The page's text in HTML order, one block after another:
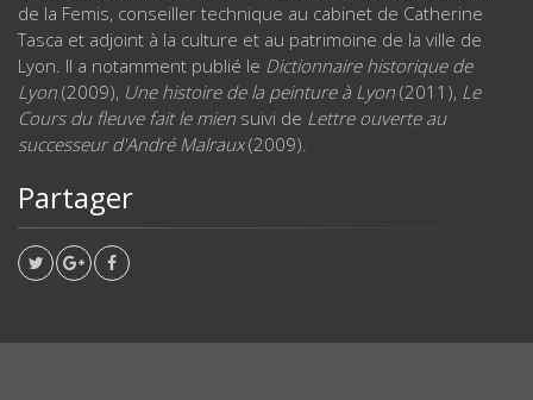
de la Femis, conseiller technique au cabinet de Catherine
Tasca et adjoint à la culture et au patrimoine de la ville de
Lyon. Il a notamment publié le Dictionnaire historique de
Lyon (2009), Une histoire de la peinture à Lyon (2011), Le
Cours du fleuve fait le mien suivi de Lettre ouverte au
successeur d'André Malraux(2009).
Partager